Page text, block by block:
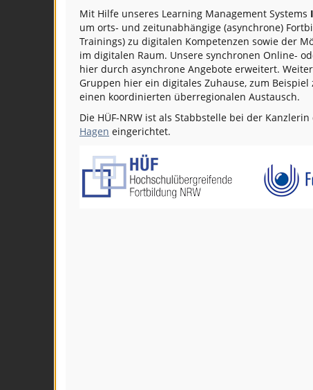
Mit Hilfe unseres Learning Management Systems
um orts- und zeitunabhängige (asynchrone)
Trainings) zu digitalen Kompetenzen sowie der
im digitalen Raum. Unsere synchronen Online-
hier durch asynchrone Angebote erweitert.
Gruppen hier ein digitales Zuhause, zum
einen koordinierten überregionalen Austausch.
Die HÜF-NRW ist als Stabbstelle bei der Kanzlerin
Hagen eingerichtet.